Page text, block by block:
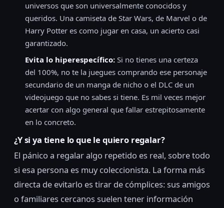
universos que son universalmente conocidos y
queridos. Una camiseta de Star Wars, de Marvel o de
Harry Potter es como jugar en casa, un acierto casi
garantizado.
Evita lo hiperespecífico: Si no tienes una certeza
del 100%, no te la juegues comprando ese personaje
secundario de un manga de nicho o el DLC de un
videojuego que no sabes si tiene. Es mil veces mejor
acertar con algo general que fallar estrepitosamente
en lo concreto.
¿Y si ya tiene lo que le quiero regalar?
El pánico a regalar algo repetido es real, sobre todo
si esa persona es muy coleccionista. La forma más
directa de evitarlo es tirar de cómplices: sus amigos
o familiares cercanos suelen tener información